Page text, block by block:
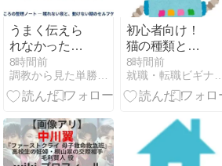
うまく伝えら
れなかった気
持ちを、書き
留めておく
8時間前
調教から見た単勝複勝買い目の競馬予想
初心者向け！
猫の種類と性
格を理解する
方法
8時間前
就職・転職ビギナ